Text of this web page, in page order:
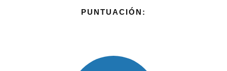
PUNTUACIÓN: